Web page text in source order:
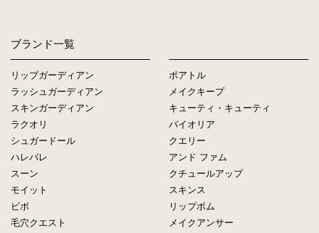
ブランド一覧
リップガーディアン
ラッシュガーディアン
スキンガーディアン
ラクオリ
シュガードール
ハレバレ
スーン
モイット
ビボ
毛穴クエスト
ポアトル
メイクキープ
キューティ・キューティ
バイオリア
クエリー
アンド ファム
クチュールアップ
スキンス
リップボム
メイクアンサー